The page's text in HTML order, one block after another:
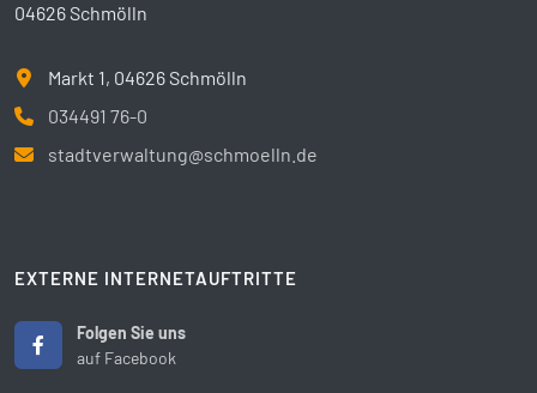
04626 Schmölln
Markt 1, 04626 Schmölln
034491 76-0
stadtverwaltung@schmoelln.de
EXTERNE INTERNETAUFTRITTE
Folgen Sie uns
auf Facebook